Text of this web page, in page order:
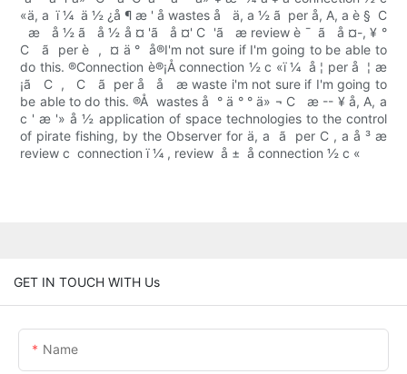
«ä, a ­ ï ¼  ä ½ ¿å ¶ æ ' å wastes å   ä, a ½ ã  per å, A, a è §  C
  æ   å ½ ã   å ½ å ¤ 'ã   å ¤' C  'ã   æ review è ¯ ­ ã   å ¤-, ¥ °
C ­  ã  per è  ,  ¤ ä °  å®I'm not sure if I'm going to be able to
do this. ®Connection è®¡Å connection ½ c «ï ¼  å ¦ per å ­ ¦ æ
¡ã   C  ,   C ­  ã  per å   å   æ waste i'm not sure if I'm going to
be able to do this. ®Å  wastes å  ° ä ° ° ä» ¬ C   æ -- ¥ å, A, a
c ' æ '» å ½ application of space technologies to the control
of pirate fishing, by the Observer for ä, a ­ ã  per C , a å ³ æ
review c ­ connection ï ¼ , review  å ±  å connection ½ c «
GET IN TOUCH WITH Us
Name